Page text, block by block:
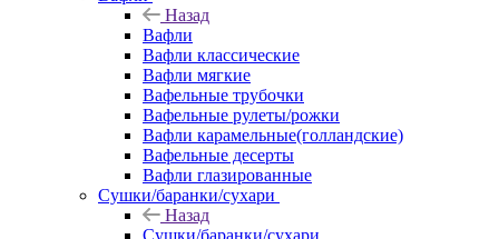
Назад
Вафли
Вафли классические
Вафли мягкие
Вафельные трубочки
Вафельные рулеты/рожки
Вафли карамельные(голландские)
Вафельные десерты
Вафли глазированные
Сушки/баранки/сухари
Назад
Сушки/баранки/сухари